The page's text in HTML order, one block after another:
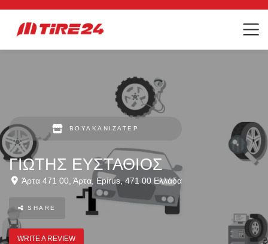
ΒΟΥΛΚΑΝΙΖΑΤΈΡ
ΓΙΩΤΗΣ ΕΥΣΤΑΘΙΟΣ
Άρτα 471 00 Άρτα Epirus,471 00 Ελλάδα
SHARE
WRITE A REVIEW